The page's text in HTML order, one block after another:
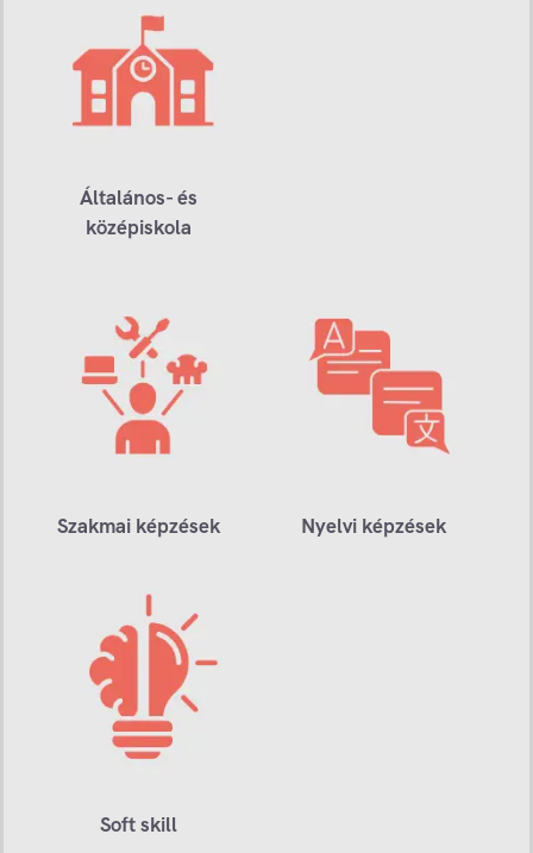
Általános- és
középiskola
Szakmai képzések Nyelvi képzések
Soft skill